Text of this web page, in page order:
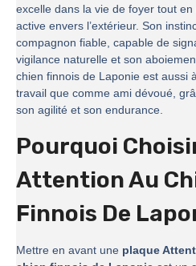
excelle dans la vie de foyer tout
active envers l’extérieur. Son
compagnon fiable, capable de
vigilance naturelle et son
chien finnois de Laponie est aussi
travail que comme ami dévoué,
son agilité et son endurance.
Pourquoi
Attention Au
Finnois De
Mettre en avant une plaque